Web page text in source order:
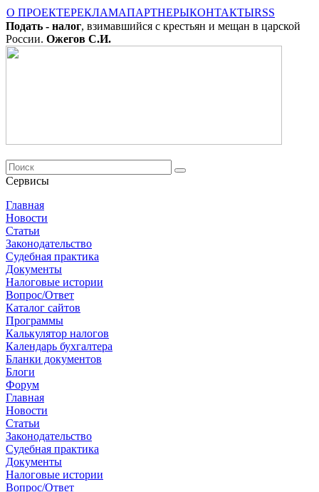
О ПРОЕКТЕРЕКЛАМАПАРТНЕРЫКОНТАКТЫRSS
Подать - налог, взимавшийся с крестьян и мещан в царской
России. Ожегов С.И.
Сервисы
Главная
Новости
Cтатьи
Законодательство
Судебная практика
Документы
Налоговые истории
Вопрос/Ответ
Каталог сайтов
Программы
Калькулятор налогов
Календарь бухгалтера
Бланки документов
Блоги
Форум
Главная
Новости
Cтатьи
Законодательство
Судебная практика
Документы
Налоговые истории
Вопрос/Ответ